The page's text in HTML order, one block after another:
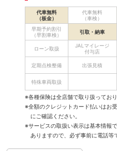
代車無料
（板金）
代車無料
（車検）
早期予約割引
（早割車検）
引取・納車
ローン取扱
JALマイレージ
付与店
定期点検整備 出張見積
特殊車両取扱
※各種保険は全店舗で取り扱っており
※全額のクレジットカード払いはお
にご確認ください。
※サービスの取扱い表示は基本情報
ありますので、必ず事前に電話等